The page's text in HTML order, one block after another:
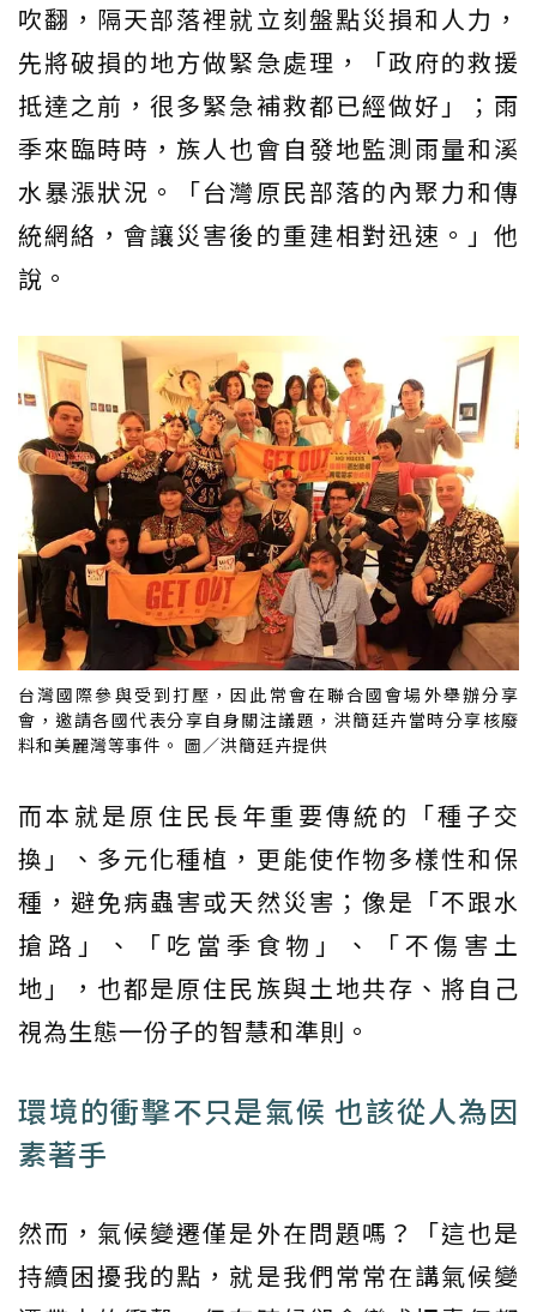
吹翻，隔天部落裡就立刻盤點災損和人力，
先將破損的地方做緊急處理，「政府的救援
抵達之前，很多緊急補救都已經做好」；雨
季來臨時時，族人也會自發地監測雨量和溪
水暴漲狀況。「台灣原民部落的內聚力和傳
統網絡，會讓災害後的重建相對迅速。」他
說。
台灣國際參與受到打壓，因此常會在聯合國會場外舉辦分享
會，邀請各國代表分享自身關注議題，洪簡廷卉當時分享核廢
料和美麗灣等事件。 圖／洪簡廷卉提供
而本就是原住民長年重要傳統的「種子交
換」、多元化種植，更能使作物多樣性和保
種，避免病蟲害或天然災害；像是「不跟水
搶路」、「吃當季食物」、「不傷害土
地」，也都是原住民族與土地共存、將自己
視為生態一份子的智慧和準則。
環境的衝擊不只是氣候 也該從人為因
素著手
然而，氣候變遷僅是外在問題嗎？「這也是
持續困擾我的點，就是我們常常在講氣候變